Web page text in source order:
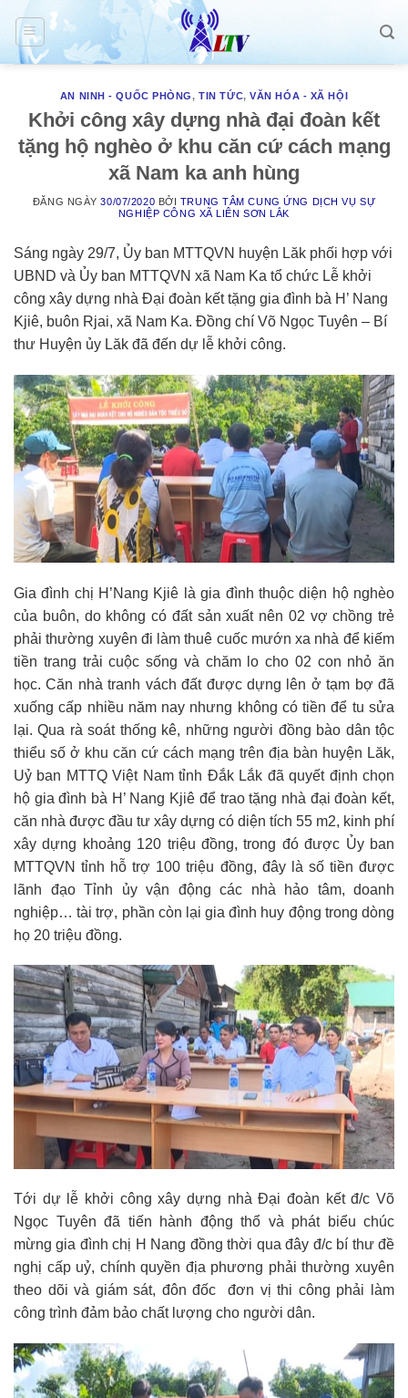
Skip
content
AN NINH - QUỐC PHÒNG,TIN TỨC,VĂN HÓA - XÃ HỘI
Khởi công xây dựng nhà đại đoàn kết
tặng hộ nghèo ở khu căn cứ cách mạng
xã Nam ka anh hùng
ĐĂNG NGÀY30/07/2020 BỞI TRUNG TÂM CUNG ỨNG DỊCH VỤ SỰ
NGHIỆP CÔNG XÃ LIÊN SƠN LẮK
Sáng ngày 29/7, Ủy ban MTTQVN huyện Lăk phối hợp với
UBND và Ủy ban MTTQVN xã Nam Ka tổ chức Lễ khởi
công xây dựng nhà Đại đoàn kết tặng gia đình bà H’ Nang
Kjiê, buôn Rjai, xã Nam Ka. Đồng chí Võ Ngọc Tuyên – Bí
thư Huyện ủy Lăk đã đến dự lễ khởi công.
Gia đình chị H’Nang Kjiê là gia đình thuộc diện hộ nghèo
của buôn, do không có đất sản xuất nên 02 vợ chồng trẻ
phải thường xuyên đi làm thuê cuốc mướn xa nhà để kiếm
tiền trang trải cuộc sống và chăm lo cho 02 con nhỏ ăn
học. Căn nhà tranh vách đất được dựng lên ở tạm bợ đã
xuống cấp nhiều năm nay nhưng không có tiền để tu sửa
lại. Qua rà soát thống kê, những người đồng bào dân tộc
thiểu số ở khu căn cứ cách mạng trên địa bàn huyện Lăk,
Uỷ ban MTTQ Việt Nam tỉnh Đắk Lắk đã quyết định chọn
hộ gia đình bà H’ Nang Kjiê để trao tặng nhà đại đoàn kết,
căn nhà được đầu tư xây dựng có diện tích 55 m2, kinh phí
xây dựng khoảng 120 triệu đồng, trong đó được Ủy ban
MTTQVN tỉnh hỗ trợ 100 triệu đồng, đây là số tiền được
lãnh đạo Tỉnh ủy vận động các nhà hảo tâm, doanh
nghiệp… tài trợ, phần còn lại gia đình huy động trong dòng
họ 20 triệu đồng.
Tới dự lễ khởi công xây dựng nhà Đại đoàn kết đ/c Võ
Ngọc Tuyên đã tiến hành động thổ và phát biểu chúc
mừng gia đình chị H Nang đồng thời qua đây đ/c bí thư đề
nghị cấp uỷ, chính quyền địa phương phải thường xuyên
theo dõi và giám sát, đôn đốc đơn vị thi công phải làm
công trình đảm bảo chất lượng cho người dân.